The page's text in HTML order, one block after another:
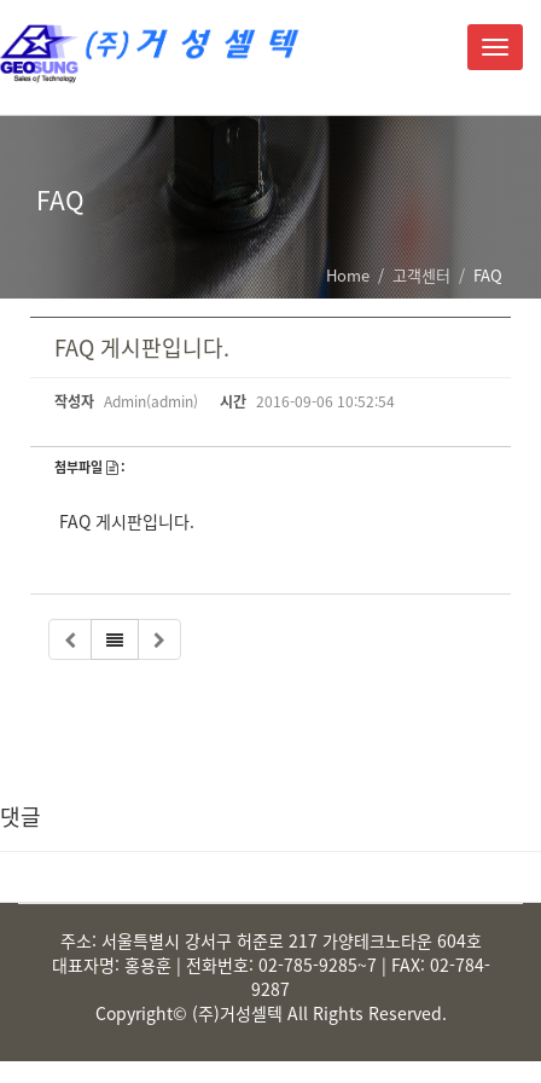
T
o
g
i
g
a
FAQ
Home / 고객센터 / FAQ
FAQ 게시판입니다.
작성자 Admin(admin) 시간 2016-09-06 10:52:54
첨부파일 :
FAQ 게시판입니다.
댓글
주소: 서울특별시 강서구 허준로 217 가양테크노타운 604호
대표자명: 홍용훈 | 전화번호: 02-785-9285~7 | FAX: 02-784-
9287
Copyright© (주)거성셀텍 All Rights Reserved.